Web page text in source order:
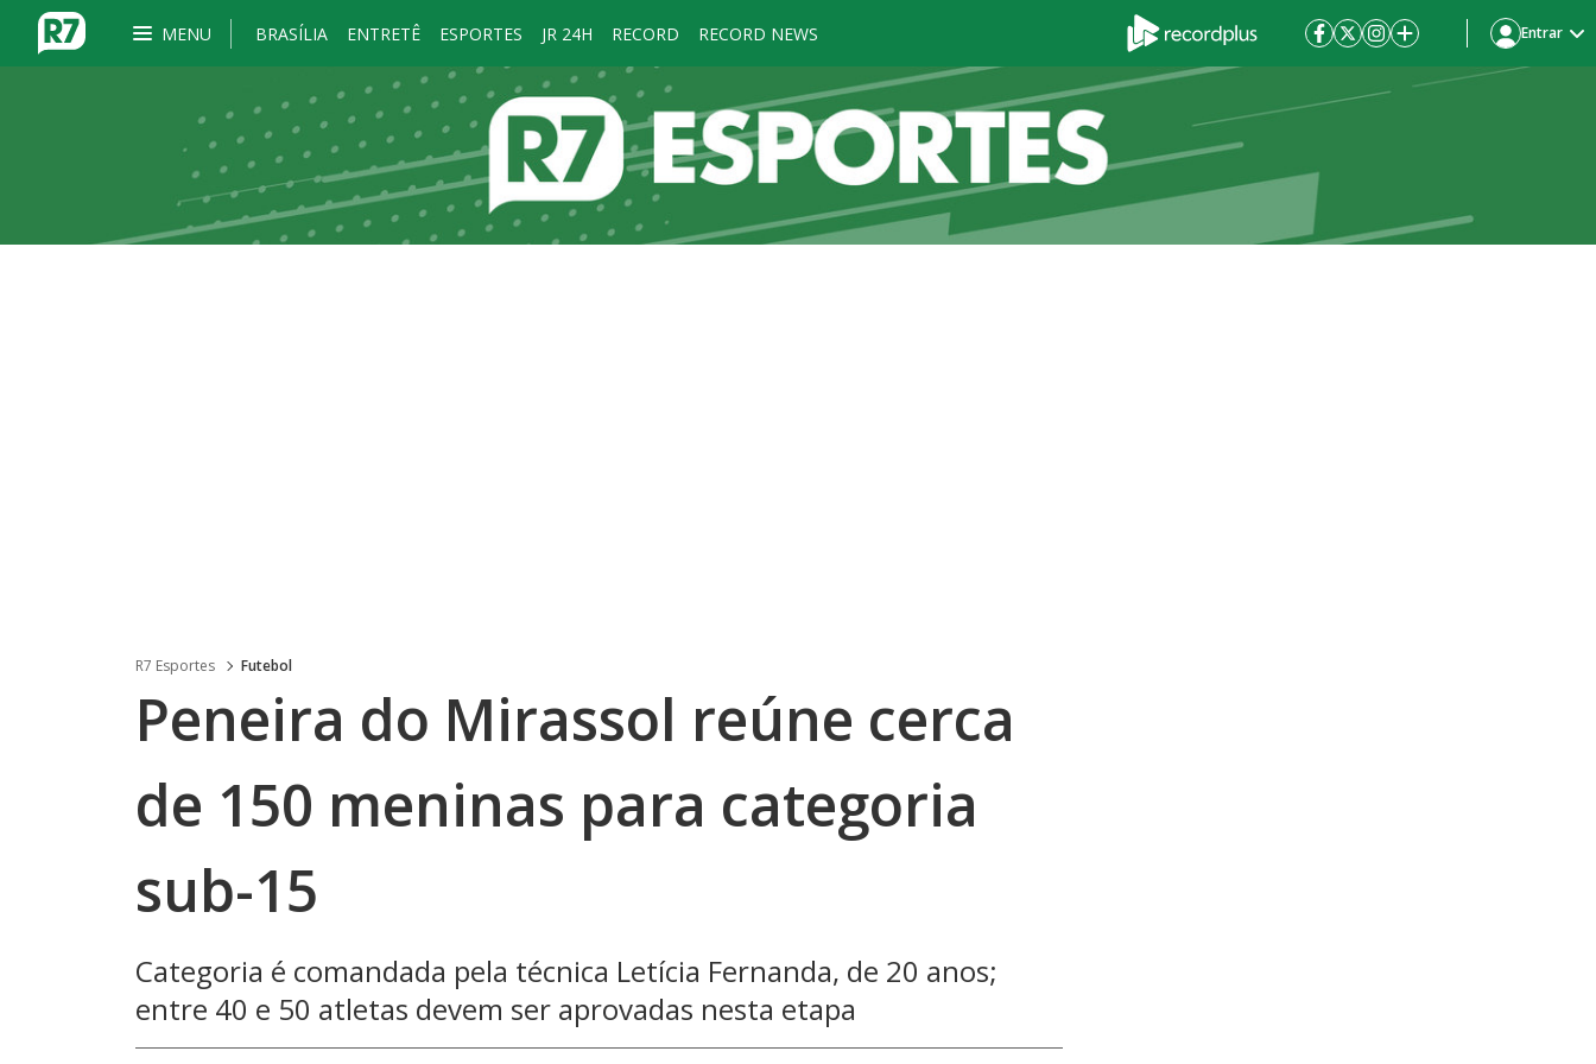
MENU BRASÍLIA ENTRETÊ ESPORTES JR 24H RECORD RECORD NEWS Entrar
R7 Esportes Futebol
Peneira do Mirassol reúne cerca
de 150 meninas para categoria
sub-15
Categoria é comandada pela técnica Letícia Fernanda, de 20 anos;
entre 40 e 50 atletas devem ser aprovadas nesta etapa